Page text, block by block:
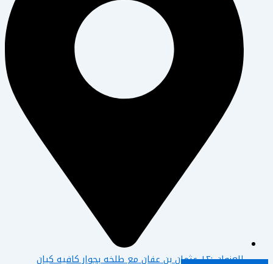
العنوان :١٢ عثمان بن عفان مع طلخه بجوار كافيه كيان